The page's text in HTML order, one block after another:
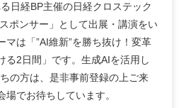
日経BP主催の日経クロステック
ポンサー」として出展・講演をい
マは「”AI維新”を勝ち抜け！変革
る2日間」です。生成AIを活用し
の方は、是非事前登録の上ご来
でお待ちしています。